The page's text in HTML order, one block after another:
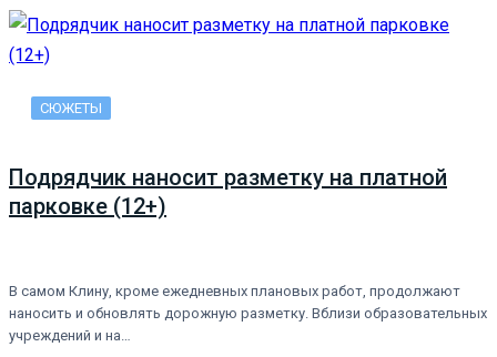
СЮЖЕТЫ
Подрядчик наносит разметку на платной
парковке (12+)
В самом Клину, кроме ежедневных плановых работ, продолжают
наносить и обновлять дорожную разметку. Вблизи образовательных
учреждений и на…